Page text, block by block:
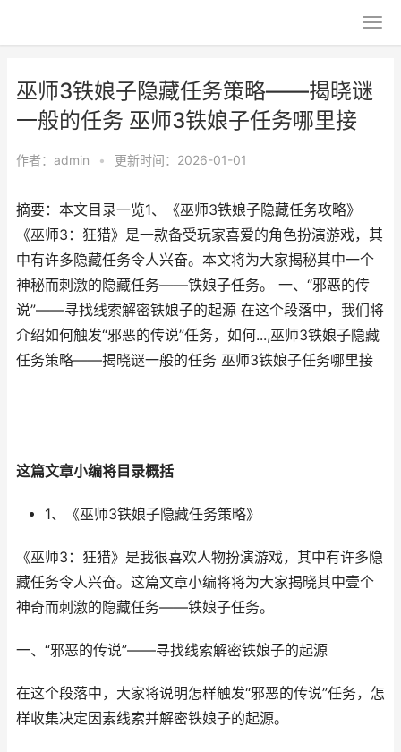
巫师3铁娘子隐藏任务策略——揭晓谜
一般的任务 巫师3铁娘子任务哪里接
作者： admin • 更新时间：2026-01-01
摘要：本文目录一览1、《巫师3铁娘子隐藏任务攻略》
《巫师3：狂猎》是一款备受玩家喜爱的角色扮演游戏，其
中有许多隐藏任务令人兴奋。本文将为大家揭秘其中一个
神秘而刺激的隐藏任务——铁娘子任务。 一、“邪恶的传
说”——寻找线索解密铁娘子的起源 在这个段落中，我们将
介绍如何触发“邪恶的传说”任务，如何...,巫师3铁娘子隐藏
任务策略——揭晓谜一般的任务 巫师3铁娘子任务哪里接
这篇文章小编将目录概括
1、《巫师3铁娘子隐藏任务策略》
《巫师3：狂猎》是我很喜欢人物扮演游戏，其中有许多隐
藏任务令人兴奋。这篇文章小编将将为大家揭晓其中壹个
神奇而刺激的隐藏任务——铁娘子任务。
一、“邪恶的传说”——寻找线索解密铁娘子的起源
在这个段落中，大家将说明怎样触发“邪恶的传说”任务，怎
样收集决定因素线索并解密铁娘子的起源。